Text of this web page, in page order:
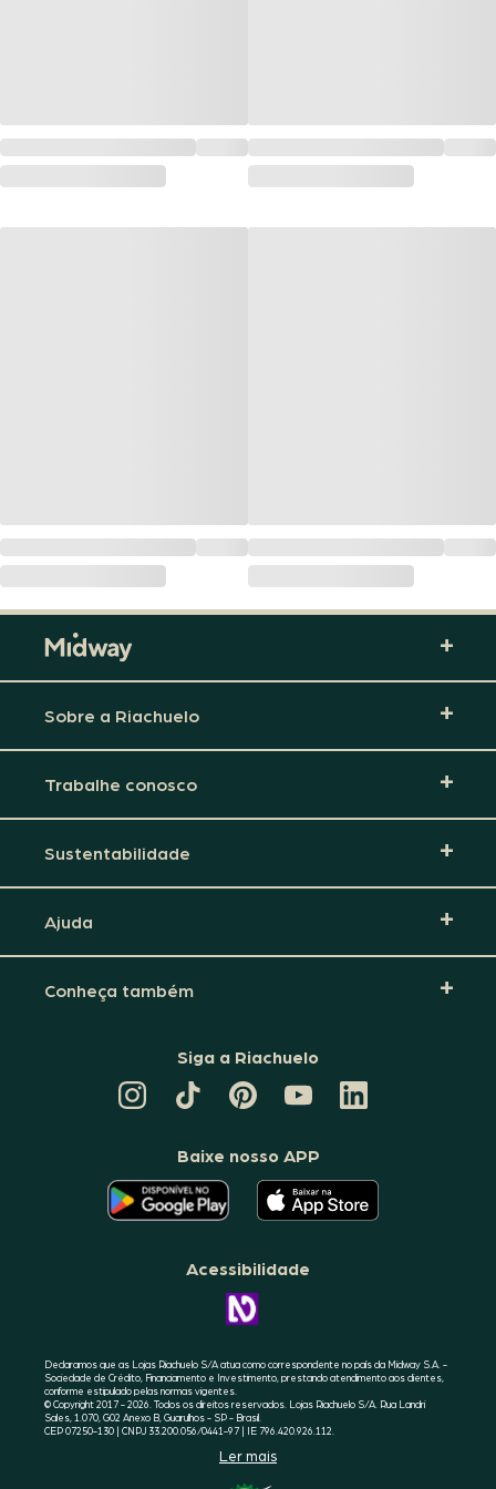
Sobre a Riachuelo
Trabalhe conosco
Sustentabilidade
Ajuda
Conheça também
Siga a Riachuelo
TIKTOK
DA
PINTEREST
DA
CANAL
DA
RIACHUELO
LINKEDIN
DA
Baixe nosso APP
O
APLICATIVO
DA
RIACHUELO
GOOGLE
O
APLICATIVO
DA
RIACHUELO
Acessibilidade
CONHEÇA
A
Declaramos que as Lojas Riachuelo S/A atua como correspondente no país da Midway S.A. -
Sociedade de Crédito, Financiamento e Investimento, prestando atendimento aos clientes,
conforme estipulado pelas normas vigentes.
© Copyright 2017 - 2026. Todos os direitos reservados. Lojas Riachuelo S/A. Rua Landri
Sales, 1.070, G02 Anexo B, Guarulhos - SP - Brasil.
CEP 07250-130 | CNPJ 33.200.056/0441-97 | IE 796.420.926.112.
Ler mais